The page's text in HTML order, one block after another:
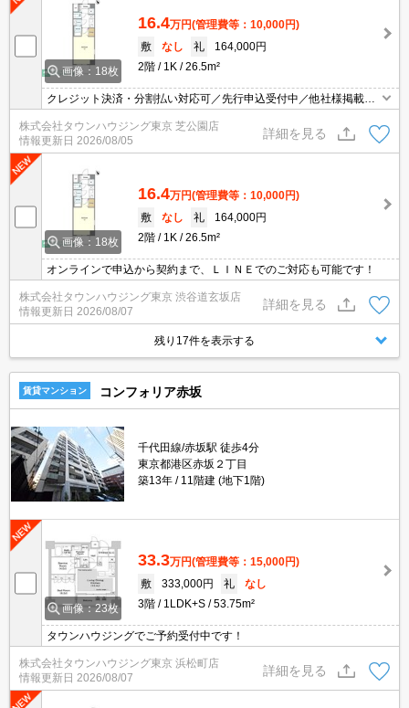
画像：18枚
16.4万円(管理費等：10,000円)
敷
なし 礼
164,000円
2階
1K 26.5m²
クレジット決済・分割払い対応可／先行申込受付中／他社様掲載物
件もまとめてご案内可能／専任物件多数あり
株式会社タウンハウジング東京 芝公園店
情報更新日 2026/08/05
詳細を見る
画像：18枚
16.4万円(管理費等：10,000円)
敷
なし 礼
164,000円
2階
1K 26.5m²
オンラインで申込から契約まで、ＬＩＮＥでのご対応も可能です！
株式会社タウンハウジング東京 渋谷道玄坂店
情報更新日 2026/08/07
詳細を見る
残り17件を表示する
賃貸マンション コンフォリア赤坂
千代田線/赤坂駅 徒歩4分
東京都港区赤坂２丁目
築13年
11階建 (地下1階)
画像：23枚
33.3万円(管理費等：15,000円)
敷
333,000円 礼
なし
3階
1LDK+S 53.75m²
タウンハウジングでご予約受付中です！
株式会社タウンハウジング東京 浜松町店
情報更新日 2026/08/07
詳細を見る